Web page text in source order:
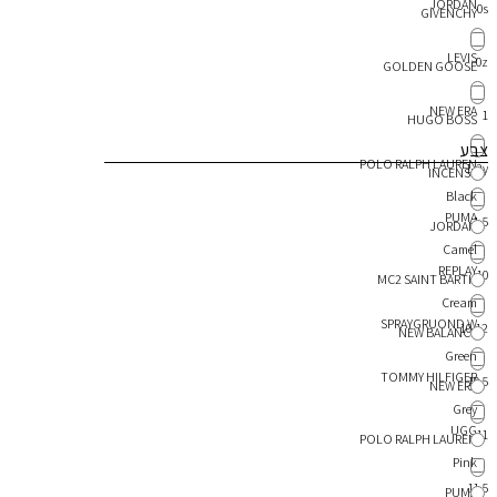
GIVENCHY
GOLDEN GOOSE
HUGO BOSS
INCENSE
JORDAN
MC2 SAINT BARTH
NEW BALANCE
NEW ERA
POLO RALPH LAUREN
PUMA
JORDAN
LEVIS
NEW ERA
POLO RALPH LAUREN
PUMA
REPLAY
SPRAYGRUOND W
TOMMY HILFIGER
UGG
0s
0z
1
1-2y
1.5
10
10-12
10.5
11
11.5
צבע
Black
Camel
Cream
Green
Grey
Pink